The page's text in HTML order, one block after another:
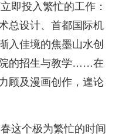
即投入繁忙的工作：
总设计、首都国际机
入佳境的焦墨山水创
的招生与教学……在
顾及漫画创作，遑论
这个极为繁忙的时间